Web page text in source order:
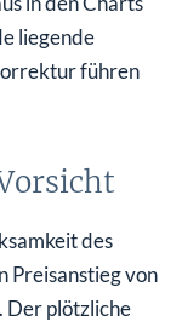
liegende
führen
des
Preisanstieg von
Der plötzliche